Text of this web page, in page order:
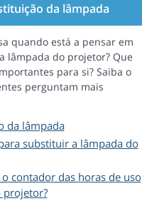
da lâmpada
quando está a pensar em
lâmpada do projetor? Que
para si? Saiba o
perguntam mais
da lâmpada
substituir a lâmpada do
contador das horas de uso
projetor?